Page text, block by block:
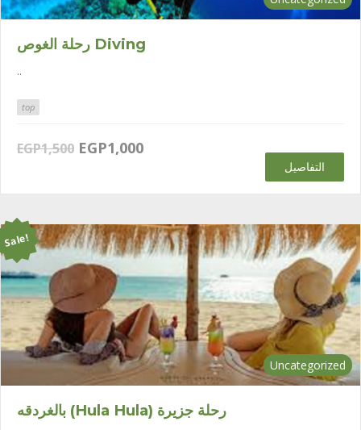
رحلة الغوص Diving
..
top
EGP1,500 السعر
الأصلي
EGP1,500.
EGP1,000السعر
EGP1,000.
التفاصيل
Sale!
Uncategorized
بالغردقه (Hula Hula) رحلة جزيرة